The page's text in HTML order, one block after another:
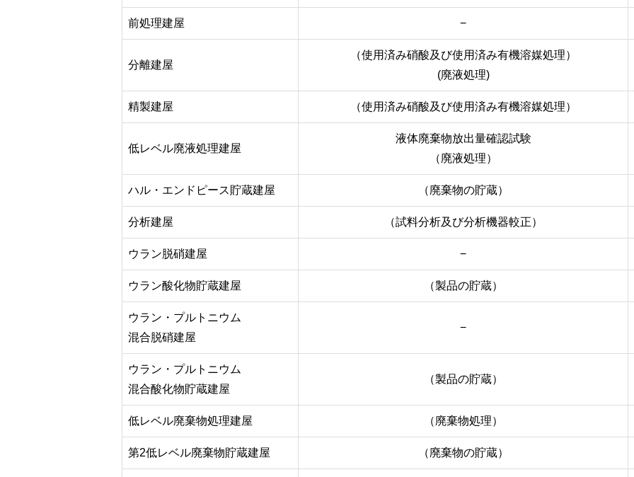
前処理建屋 −
分離建屋
（使用済み硝酸及び使用済み有機溶媒処理）
(廃液処理)
精製建屋 （使用済み硝酸及び使用済み有機溶媒処理）
低レベル廃液処理建屋
液体廃棄物放出量確認試験
（廃液処理）
ハル・エンドピース貯蔵建屋 （廃棄物の貯蔵）
分析建屋 （試料分析及び分析機器較正）
ウラン脱硝建屋 −
ウラン酸化物貯蔵建屋 （製品の貯蔵）
ウラン・プルトニウム
混合脱硝建屋
−
ウラン・プルトニウム
混合酸化物貯蔵建屋
（製品の貯蔵）
低レベル廃棄物処理建屋 （廃棄物処理）
第2低レベル廃棄物貯蔵建屋 （廃棄物の貯蔵）